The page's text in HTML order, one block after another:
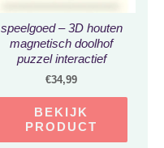
speelgoed – 3D houten
magnetisch doolhof
puzzel interactief
speelgoed magneet
educatieve handwerk
houten puzzel speelgoed
€34,99
BEKIJK
PRODUCT